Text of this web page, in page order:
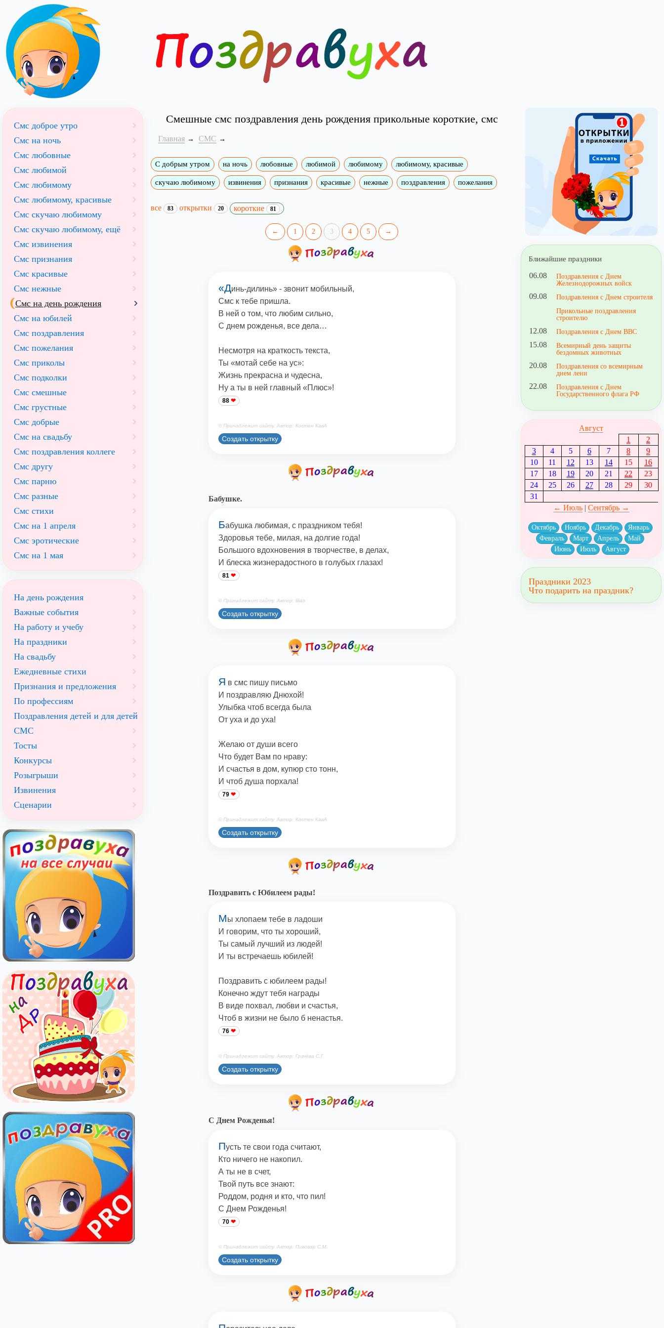
Смешные смс поздравления день рождения прикольные короткие, смс
Главная СМС
С добрым утром на ночь любовные любимой любимому любимому, красивые
скучаю любимому извинения признания красивые нежные поздравления пожелания
все 83 открытки 20 короткие 81
← 1 2 3 4 5 →
«Динь-дилинь» - звонит мобильный,
Смс к тебе пришла.
В ней о том, что любим сильно,
С днем рожденья, все дела…
Несмотря на краткость текста,
Ты «мотай себе на ус»:
Жизнь прекрасна и чудесна,
Ну а ты в ней главный «Плюс»!
88
© Принадлежит сайту. Автор: Костен КавА
Создать открытку
Бабушке.
Бабушка любимая, с праздником тебя!
Здоровья тебе, милая, на долгие года!
Большого вдохновения в творчестве, в делах,
И блеска жизнерадостного в голубых глазах!
81
© Принадлежит сайту. Автор: lilian
Создать открытку
Я в смс пишу письмо
И поздравляю Днюхой!
Улыбка чтоб всегда была
От уха и до уха!
Желаю от души всего
Что будет Вам по нраву:
И счастья в дом, купюр сто тонн,
И чтоб душа порхала!
79
© Принадлежит сайту. Автор: Костен КавА
Создать открытку
Поздравить с Юбилеем рады!
Мы хлопаем тебе в ладоши
И говорим, что ты хороший,
Ты самый лучший из людей!
И ты встречаешь юбилей!
Поздравить с юбилеем рады!
Конечно ждут тебя награды
В виде похвал, любви и счастья,
Чтоб в жизни не было б ненастья.
76
© Принадлежит сайту. Автор: Грачёва С.Г.
Создать открытку
С Днем Рожденья!
Пусть те свои года считают,
Кто ничего не накопил.
А ты не в счет,
Твой путь все знают:
Роддом, родня и кто, что пил!
С Днем Рожденья!
70
© Принадлежит сайту. Автор: Пивовар С.М.
Создать открытку
Смс доброе утро
Смс на ночь
Смс любовные
Смс любимой
Смс любимому
Смс любимому, красивые
Смс скучаю любимому
Смс скучаю любимому, ещё
Смс извинения
Смс признания
Смс красивые
Смс нежные
Смс на день рождения
Смс на юбилей
Смс поздравления
Смс пожелания
Смс приколы
Смс подколки
Смс смешные
Смс грустные
Смс добрые
Смс на свадьбу
Смс поздравления коллеге
Смс другу
Смс парню
Смс разные
Смс стихи
Смс на 1 апреля
Смс эротические
Смс на 1 мая
На день рождения
Важные события
На работу и учебу
На праздники
На свадьбу
Ежедневные стихи
Признания и предложения
По профессиям
Поздравления детей и для детей
СМС
Тосты
Конкурсы
Розыгрыши
Извинения
Сценарии
Ближайшие праздники
06.08
Поздравления с Днем
Железнодорожных войск
09.08
Поздравления с Днем строителя
Прикольные поздравления
строителю
12.08 Поздравления с Днем ВВС
15.08
Всемирный день защиты
бездомных животных
20.08
Поздравления со всемирным
днем лени
22.08
Поздравления с Днем
Государственного флага РФ
Август
1
2
3
4 5 6 7 8
9
10
11 12 13 14 15
16
17
18 19 20 21 22
23
24
25 26 27 28 29
30
31
← Июль| Сентябрь →
Октябрь Ноябрь Декабрь
Январь
Февраль
Март Апрель
Май
Июнь
Июль Август
Праздники 2023
Что подарить на праздник?